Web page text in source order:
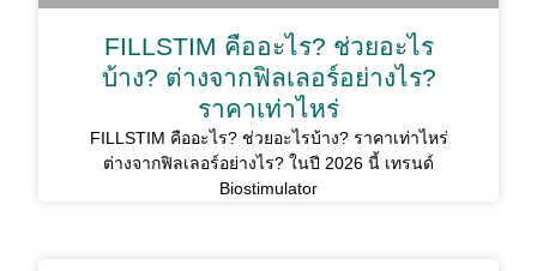
FILLSTIM คืออะไร? ช่วยอะไร
บ้าง? ต่างจากฟิลเลอร์อย่างไร?
ราคาเท่าไหร่
FILLSTIM คืออะไร? ช่วยอะไรบ้าง? ราคาเท่าไหร่
ต่างจากฟิลเลอร์อย่างไร? ในปี 2026 นี้ เทรนด์
Biostimulator